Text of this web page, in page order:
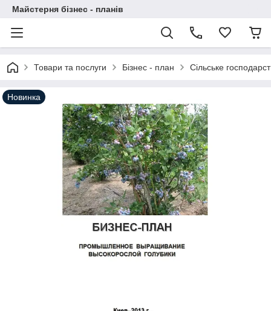
Майстерня бізнес - планів
Товари та послуги Бізнес - план Сільське
Новинка